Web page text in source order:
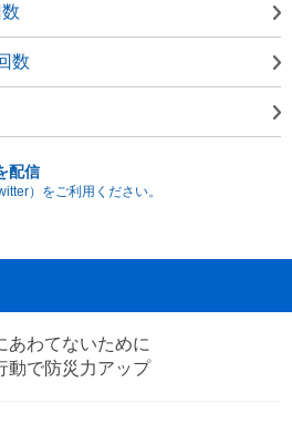
数
配信
）をご利用ください。
あわてないために
動で防災力アップ